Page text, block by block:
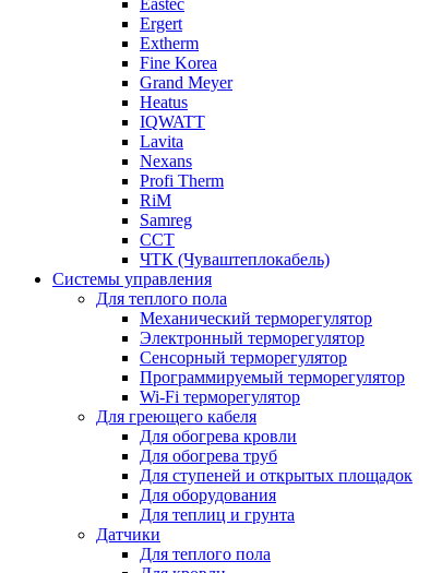
Ergert
Extherm
Fine Korea
Grand Meyer
Heatus
IQWATT
Lavita
Nexans
Profi Therm
RiM
Samreg
ССТ
ЧТК (Чуваштеплокабель)
Системы управления
Для теплого пола
Механический терморегулятор
Электронный терморегулятор
Сенсорный терморегулятор
Программируемый терморегулятор
Wi-Fi терморегулятор
Для греющего кабеля
Для обогрева кровли
Для обогрева труб
Для ступеней и открытых площадок
Для оборудования
Для теплиц и грунта
Датчики
Для теплого пола